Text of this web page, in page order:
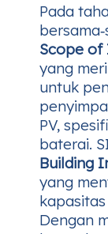
Pada
Scope of
yang
untuk
PV,
baterai.
Building
yang
Dengan